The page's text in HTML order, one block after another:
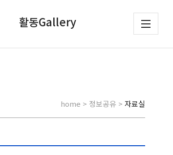
활동Gallery
home > 정보공유 > 자료실